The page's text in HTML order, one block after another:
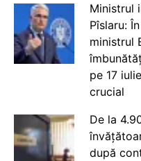
Ministrul
Pîslaru:
ministrul
pe 17
crucial
De la
după